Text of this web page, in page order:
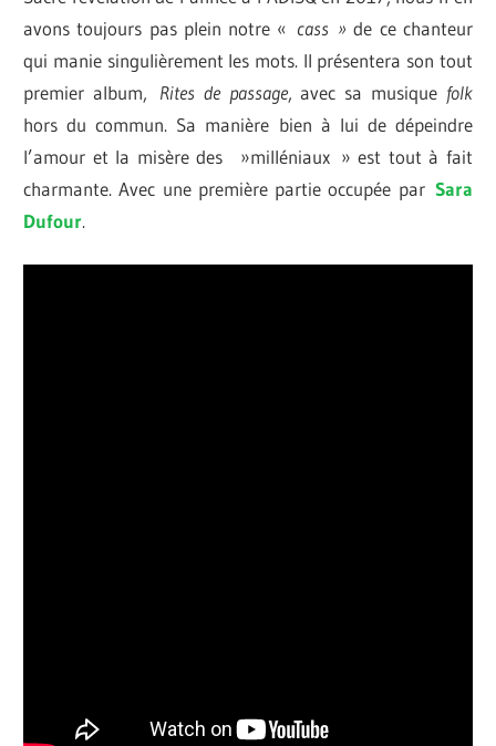
avons toujours pas plein notre « cass » de ce chanteur
qui manie singulièrement les mots. Il présentera son tout
premier album, Rites de passage, avec sa musique folk
hors du commun. Sa manière bien à lui de dépeindre
l’amour et la misère des »milléniaux » est tout à fait
charmante. Avec une première partie occupée par Sara
Dufour.